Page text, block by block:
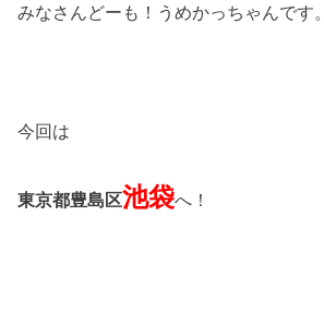
みなさんどーも！うめかっちゃんです。
今回は
東京都豊島区池袋へ！